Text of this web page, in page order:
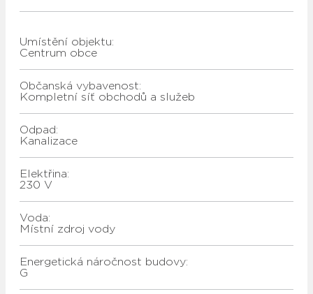
Umístění objektu:
Centrum obce
Občanská vybavenost:
Kompletní síť obchodů a služeb
Odpad:
kanalizace
Elektřina:
230 V
Voda:
místní zdroj vody
Energetická náročnost budovy:
G